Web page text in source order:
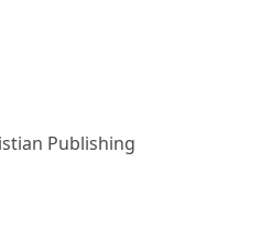
Publishing